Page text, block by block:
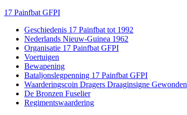
17 Painfbat GFPI
Geschiedenis 17 Painfbat tot 1992
Nederlands Nieuw-Guinea 1962
Organisatie 17 Painfbat GFPI
Voertuigen
Bewapening
Bataljonslegpenning 17 Painfbat GFPI
Waarderingscoin Dragers Draaginsigne Gewonden
De Bronzen Fuselier
Regimentswaardering